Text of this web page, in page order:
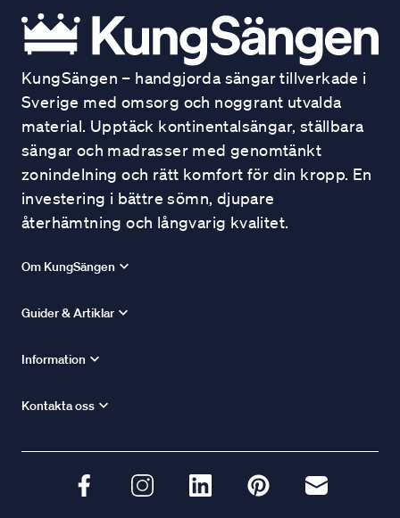
KungSängen – handgjorda sängar tillverkade i
Sverige med omsorg och noggrant utvalda
material. Upptäck kontinentalsängar, ställbara
sängar och madrasser med genomtänkt
zonindelning och rätt komfort för din kropp. En
investering i bättre sömn, djupare
återhämtning och långvarig kvalitet.
Om KungSängen
Guider & Artiklar
Information
Kontakta oss